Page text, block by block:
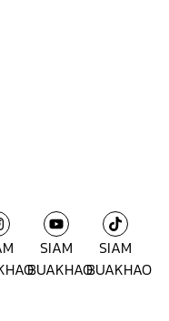
SIAM
BUAKHAO
SIAM
BUAKHAO